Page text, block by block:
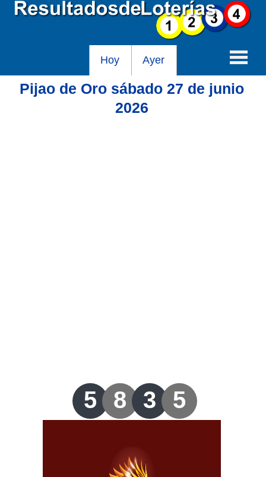
Hoy Ayer
Baloto
Lotería de Bogotá
Pijao de Oro sábado 27 de junio
2026
5 8 3 5